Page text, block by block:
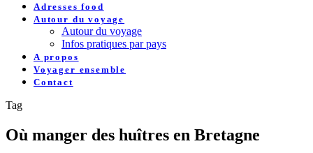
Adresses food
Autour du voyage
Autour du voyage
Infos pratiques par pays
A propos
Voyager ensemble
Contact
Tag
Où manger des huîtres en Bretagne